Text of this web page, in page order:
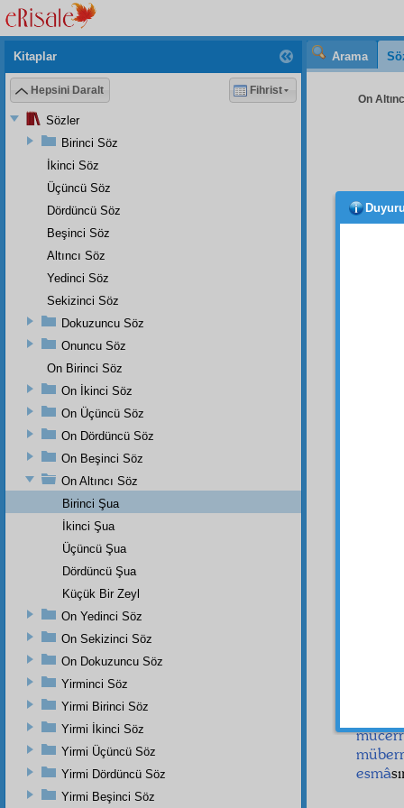
Arama
On
binler
esmâ
Kitaplar
Hepsini Daralt Fihrist
Sözler
Birinci Söz
İkinci Söz
Üçüncü Söz
Dördüncü Söz
Beşinci Söz
Altıncı Söz
Yedinci Söz
Sekizinci Söz
Dokuzuncu Söz
Onuncu Söz
On Birinci Söz
On İkinci Söz
On Üçüncü Söz
On Dördüncü Söz
On Beşinci Söz
On Altıncı Söz
Birinci Şua
İkinci Şua
Üçüncü Şua
Dördüncü Şua
Küçük Bir Zeyl
On Yedinci Söz
On Sekizinci Söz
On Dokuzuncu Söz
Yirminci Söz
Yirmi Birinci Söz
Yirmi İkinci Söz
Yirmi Üçüncü Söz
Yirmi Dördüncü Söz
Yirmi Beşinci Söz
Duyuru